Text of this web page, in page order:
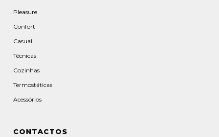
Pleasure
Confort
Casual
Técnicas
Cozinhas
Termostáticas
Acessórios
CONTACTOS